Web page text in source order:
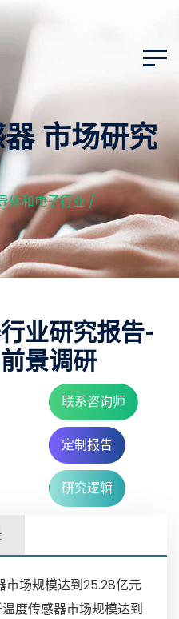
市场研究
体和电子行业/
业研究报告-
景调研
联系咨询师
定制报告
研究逻辑
市场规模达到25.28亿元
度传感器市场规模达到